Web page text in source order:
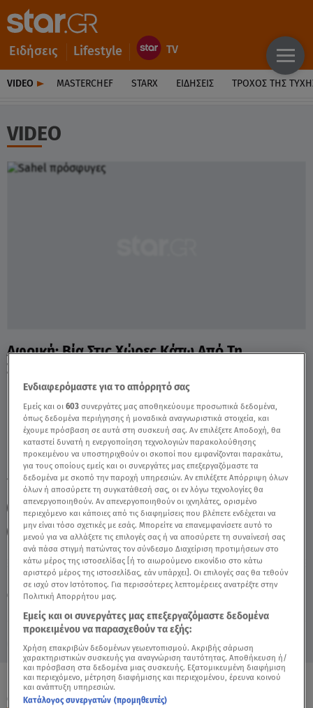
Ειδήσεις Lifestyle
VIDEO MASTERCHEF STARX ΕΙΔΉΣΕΙΣ ΤΡΟΧΌΣ ΤΗΣ
VIDEO
Πέμπτη 6 Αυγούστου 2026
24.01.21, 14:53
VIDEO OF THE DAY
Πηγή: Video Photo AP
Αφρική: Βία Στις Χώρες Κάτω Από Τη
Σαχάρα Και Πρόσφυγες - Video
TAGS: VIDEO OF THE DAY ΑΦΡΙΚΗ SAHEL
ΥΠΟΣΑΧΑΡΙΑ ΑΦΡΙΚΗ ΒΙΑ ΑΦΡΙΚΗ
ΑΦΡΙΚΗ ΠΟΛΕΜΟΣ
ΠΡΟΣΦΥΓΕΣ
ΟΗΕ
ΟΛΑ ΤΑ ΒΙΝΤΕΟ
Ενδιαφερόμαστε για το απόρρητό σας
Εμείς και οι603 συνεργάτες μας αποθηκεύουμε προσωπικά δεδομένα,
όπως δεδομένα περιήγησης ή μοναδικά αναγνωριστικά στοιχεία, και
έχουμε πρόσβαση σε αυτά στη συσκευή σας. Αν επιλέξετε Αποδοχή, θα
καταστεί δυνατή η ενεργοποίηση τεχνολογιών παρακολούθησης
προκειμένου να υποστηριχθούν οι σκοποί που εμφανίζονται παρακάτω,
για τους οποίους εμείς και οι συνεργάτες μας επεξεργαζόμαστε τα
δεδομένα με σκοπό την παροχή υπηρεσιών. Αν επιλέξετε Απόρριψη όλων
όλων ή αποσύρετε τη συγκατάθεσή σας, οι εν λόγω τεχνολογίες θα
απενεργοποιηθούν. Αν απενεργοποιηθούν οι ιχνηλάτες, ορισμένο
περιεχόμενο και κάποιες από τις διαφημίσεις που βλέπετε ενδέχεται να
μην είναι τόσο σχετικές με εσάς. Μπορείτε να επανεμφανίσετε αυτό το
μενού για να αλλάξετε τις επιλογές σας ή να αποσύρετε τη συναίνεσή σας
ανά πάσα στιγμή πατώντας τον σύνδεσμο Διαχείριση προτιμήσεων στο
κάτω μέρος της ιστοσελίδας [ή το αιωρούμενο εικονίδιο στο κάτω
αριστερό μέρος της ιστοσελίδας, εάν υπάρχει]. Οι επιλογές σας θα τεθούν
σε ισχύ στον Ιστότοπος. Για περισσότερες λεπτομέρειες ανατρέξτε στην
Πολιτική Απορρήτου μας.
Εμείς και οι συνεργάτες μας επεξεργαζόμαστε δεδομένα
προκειμένου να παρασχεθούν τα εξής:
Χρήση επακριβών δεδομένων γεωεντοπισμού. Ακριβής σάρωση
χαρακτηριστικών συσκευής για αναγνώριση ταυτότητας. Αποθήκευση ή/
και πρόσβαση στα δεδομένα μιας συσκευής. Εξατομικευμένη διαφήμιση
και περιεχόμενο, μέτρηση διαφήμισης και περιεχομένου, έρευνα κοινού
και ανάπτυξη υπηρεσιών.
Κατάλογος συνεργατών (προμηθευτές)